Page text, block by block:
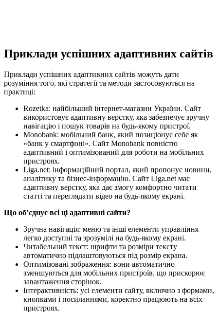
Приклади успішних адаптивних сайтів
Приклади успішних адаптивних сайтів можуть дати
розуміння того, які стратегії та методи застосовуються на
практиці:
Rozetka: найбільший інтернет-магазин України. Сайт
використовує адаптивну верстку, яка забезпечує зручну
навігацію і пошук товарів на будь-якому пристрої.
Monobank: мобільний банк, який позиціонує себе як
«банк у смартфоні». Сайт Monobank повністю
адаптивний і оптимізований для роботи на мобільних
пристроях.
Liga.net: інформаційний портал, який пропонує новини,
аналітику та бізнес-інформацію. Сайт Liga.net має
адаптивну верстку, яка дає змогу комфортно читати
статті та переглядати відео на будь-якому екрані.
Що об’єднує всі ці адаптивні сайти?
Зручна навігація: меню та інші елементи управління
легко доступні та зрозумілі на будь-якому екрані.
Читабельний текст: шрифти та розміри тексту
автоматично підлаштовуються під розмір екрана.
Оптимізовані зображення: вони автоматично
зменшуються для мобільних пристроїв, що прискорює
завантаження сторінок.
Інтерактивність: усі елементи сайту, включно з формами,
кнопками і посиланнями, коректно працюють на всіх
пристроях.